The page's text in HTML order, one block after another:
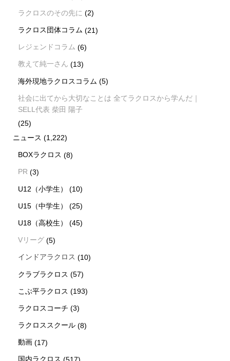
ラクロスのその先に (2)
ラクロス団体コラム (21)
レジェンドコラム (6)
教えて純一さん (13)
海外現地ラクロスコラム (5)
社会に出てから大切なことは 全てラクロスから学んだ｜
SELL代表 柴田 陽子
(25)
ニュース (1,222)
BOXラクロス (8)
PR (3)
U12（小学生） (10)
U15（中学生） (25)
U18（高校生） (45)
Vリーグ (5)
インドアラクロス (10)
クラブラクロス (57)
こぶ平ラクロス (193)
ラクロスコーチ (3)
ラクロススクール (8)
動画 (17)
国内ラクロス (517)